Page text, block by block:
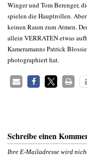
Winger und Tom Berenger,
spielen die Hauptrollen.
keinen Raum zum Atmen.
allein VERRATEN etwas
Kameramanns Patrick
photographiert hat.
Schreibe einen
Ihre E-Mailadresse wird